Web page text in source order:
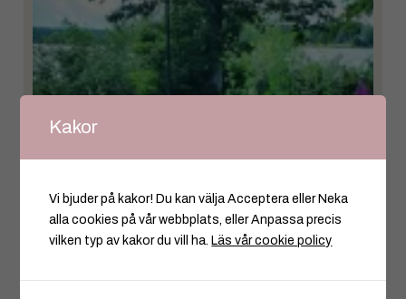
Kakor
Vi bjuder på kakor! Du kan välja Acceptera eller Neka
alla cookies på vår webbplats, eller Anpassa precis
vilken typ av kakor du vill ha.Läs vår cookie policy